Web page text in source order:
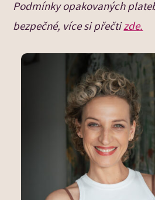
Podmínky opakovaných
bezpečné, více si přečtizde.